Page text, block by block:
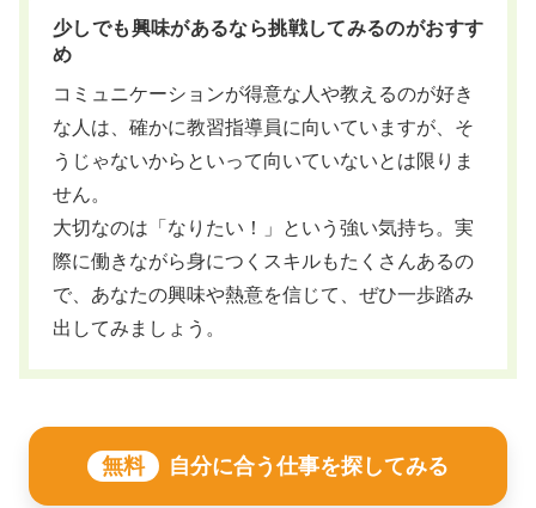
少しでも興味があるなら挑戦してみるのがおすす
め
コミュニケーションが得意な人や教えるのが好き
な人は、確かに教習指導員に向いていますが、そ
うじゃないからといって向いていないとは限りま
せん。
大切なのは「なりたい！」という強い気持ち。実
際に働きながら身につくスキルもたくさんあるの
で、あなたの興味や熱意を信じて、ぜひ一歩踏み
出してみましょう。
無料 自分に合う仕事を探してみる